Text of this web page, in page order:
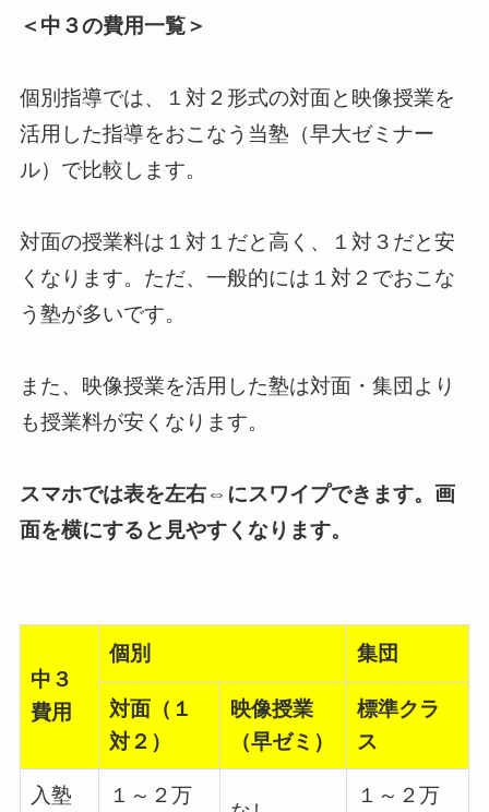
＜中３の費用一覧＞
個別指導では、１対２形式の対面と映像授業を
活用した指導をおこなう当塾（早大ゼミナー
ル）で比較します。
対面の授業料は１対１だと高く、１対３だと安
くなります。ただ、一般的には１対２でおこな
う塾が多いです。
また、映像授業を活用した塾は対面・集団より
も授業料が安くなります。
スマホでは表を左右⇔にスワイプできます。画
面を横にすると見やすくなります。
中３
費用
個別 集団
対面（１
対２）
映像授業
（早ゼミ）
標準クラ
ス
入塾 １～２万 １～２万